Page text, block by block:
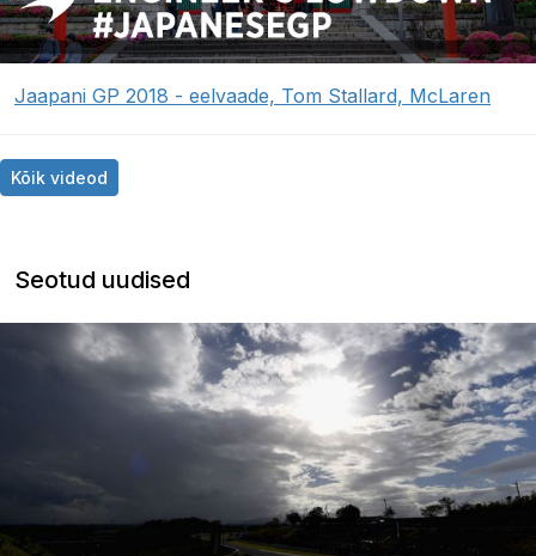
Jaapani GP 2018 - eelvaade, Tom Stallard, McLaren
Kõik videod
Seotud uudised